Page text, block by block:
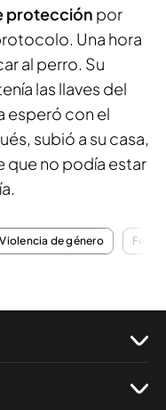
protección por
Una hora
al perro. Su
las llaves del
esperó con el
subió a su casa,
que no podía estar
Violencia de género